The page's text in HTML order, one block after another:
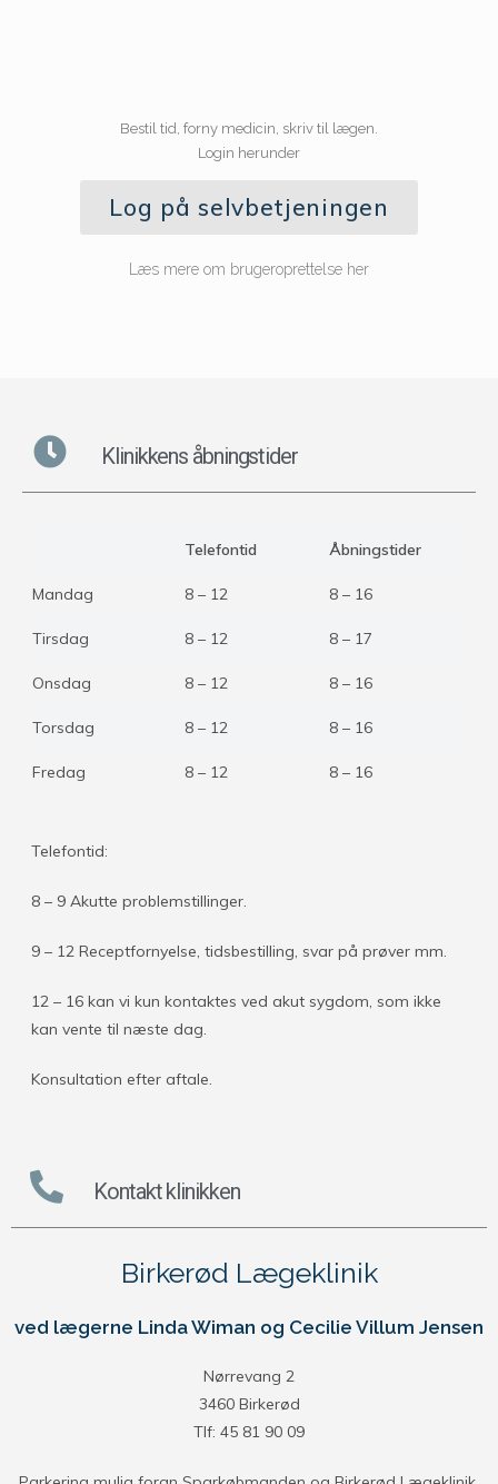
Bestil tid, forny medicin, skriv til lægen.
Login herunder
Log på selvbetjeningen
Læs mere om brugeroprettelse her
Klinikkens åbningstider
Telefontid Åbningstider
Mandag 8 – 12 8 – 16
Tirsdag 8 – 12 8 – 17
Onsdag 8 – 12 8 – 16
Torsdag 8 – 12 8 – 16
Fredag 8 – 12 8 – 16
Telefontid:
8 – 9 Akutte problemstillinger.
9 – 12 Receptfornyelse, tidsbestilling, svar på prøver mm.
12 – 16 kan vi kun kontaktes ved akut sygdom, som ikke
kan vente til næste dag.
Konsultation efter aftale.
Kontakt klinikken
Birkerød Lægeklinik
ved lægerne Linda Wiman og Cecilie Villum Jensen
Nørrevang 2
3460 Birkerød
Tlf: 45 81 90 09